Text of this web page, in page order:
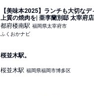
【美味本2025】ランチも大切な
上質の焼肉を| 亜李蘭別邸 太宰府店 太宰府市大佐野 |
ふくおかナビ
都府楼南駅 福岡県太宰府市
ふくおかナビ
桜並木駅。
桜並木駅 福岡県福岡市博多区